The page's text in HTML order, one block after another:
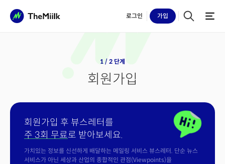
로그인 가입
1 / 2 단계
회원가입
회원가입 후 뷰스레터를
주 3회 무료로 받아보세요.
가치있는 정보를 신선하게 배달하는 메일링 서비스 뷰스레터. 단순 뉴스
서비스가 아닌 세상과 산업의 종합적인 관점(Viewpoints)을